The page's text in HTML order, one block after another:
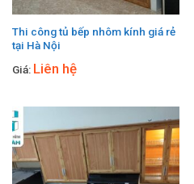
Thi công tủ bếp nhôm kính giá rẻ
tại Hà Nội
Giá: Liên hệ